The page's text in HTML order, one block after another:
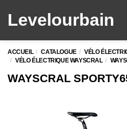
Levelourbain
ACCUEIL CATALOGUE
VÉLO
VÉLO ÉLECTRIQUE WAYSCRAL
WAYSCRAL